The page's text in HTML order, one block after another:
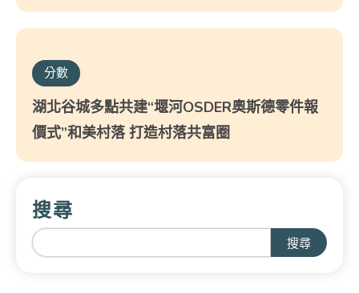
分數
湖北谷城多點共建“堰河OSDER奧斯德零件報
價式”和美村落 打造村落共富圈
搜尋
搜尋